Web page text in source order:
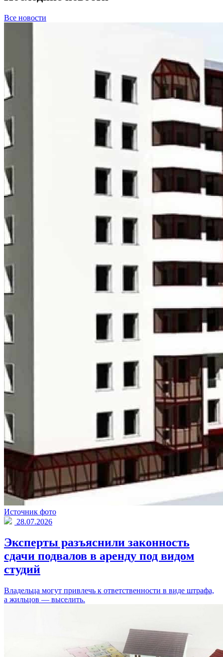
Все новости
Источник фото
28.07.2026
Эксперты разъяснили законность
сдачи подвалов в аренду под видом
студий
Владельца могут привлечь к ответственности в виде штрафа,
а жильцов — выселить.